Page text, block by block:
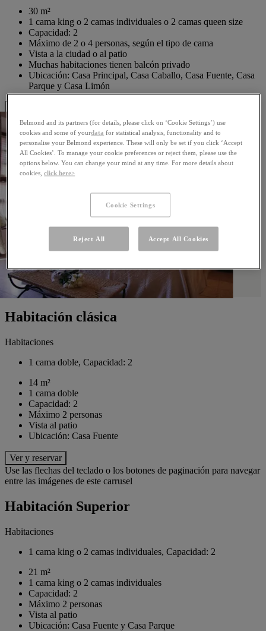
30 m²
1 cama king o 2 camas individuales o 2 camas queen size
Capacidad: 2
Máximo de 2 o 4 personas, según el tipo de cama
Vista a la ciudad o al patio
Muchas habitaciones tienen balcón privado
Ubicación: Casa Principal, Casa Caballo, Casa Fuente, Casa
Parque y Casa Limón
Habitación clásica
Habitaciones
1 cama doble, Capacidad: 2
14 m²
1 cama doble
Capacidad: 2
Máximo 2 personas
Vista al patio
Ubicación: Casa Fuente
Ver y reservar
Use las flechas del teclado o los botones de paginación para navegar
entre las imágenes de este carrusel
Habitación Superior
Habitaciones
1 cama king o 2 camas individuales, Capacidad: 2
21 m²
1 cama king o 2 camas individuales
Capacidad: 2
Máximo 2 personas
Vista al patio
Ubicación: Casa Fuente y Casa Parque
Belmond and its partners (for details, please click on ‘Cookie Settings’) use
cookies and some of yourdata for statistical analysis, functionality and to
personalise your Belmond experience. These will only be set if you click ‘Accept
All Cookies’. To manage your cookie preferences or reject them, please use the
options below. You can change your mind at any time. For more details about
cookies,click here>
Cookie Settings
Reject All Accept All Cookies